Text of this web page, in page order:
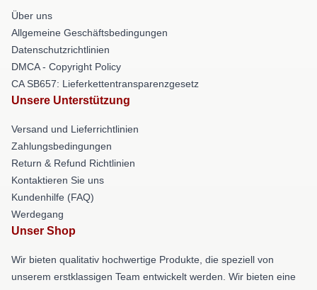
Über uns
Allgemeine Geschäftsbedingungen
Datenschutzrichtlinien
DMCA - Copyright Policy
CA SB657: Lieferkettentransparenzgesetz
Unsere Unterstützung
Versand und Lieferrichtlinien
Zahlungsbedingungen
Return & Refund Richtlinien
Kontaktieren Sie uns
Kundenhilfe (FAQ)
Werdegang
Unser Shop
Wir bieten qualitativ hochwertige Produkte, die speziell von
unserem erstklassigen Team entwickelt werden. Wir bieten eine